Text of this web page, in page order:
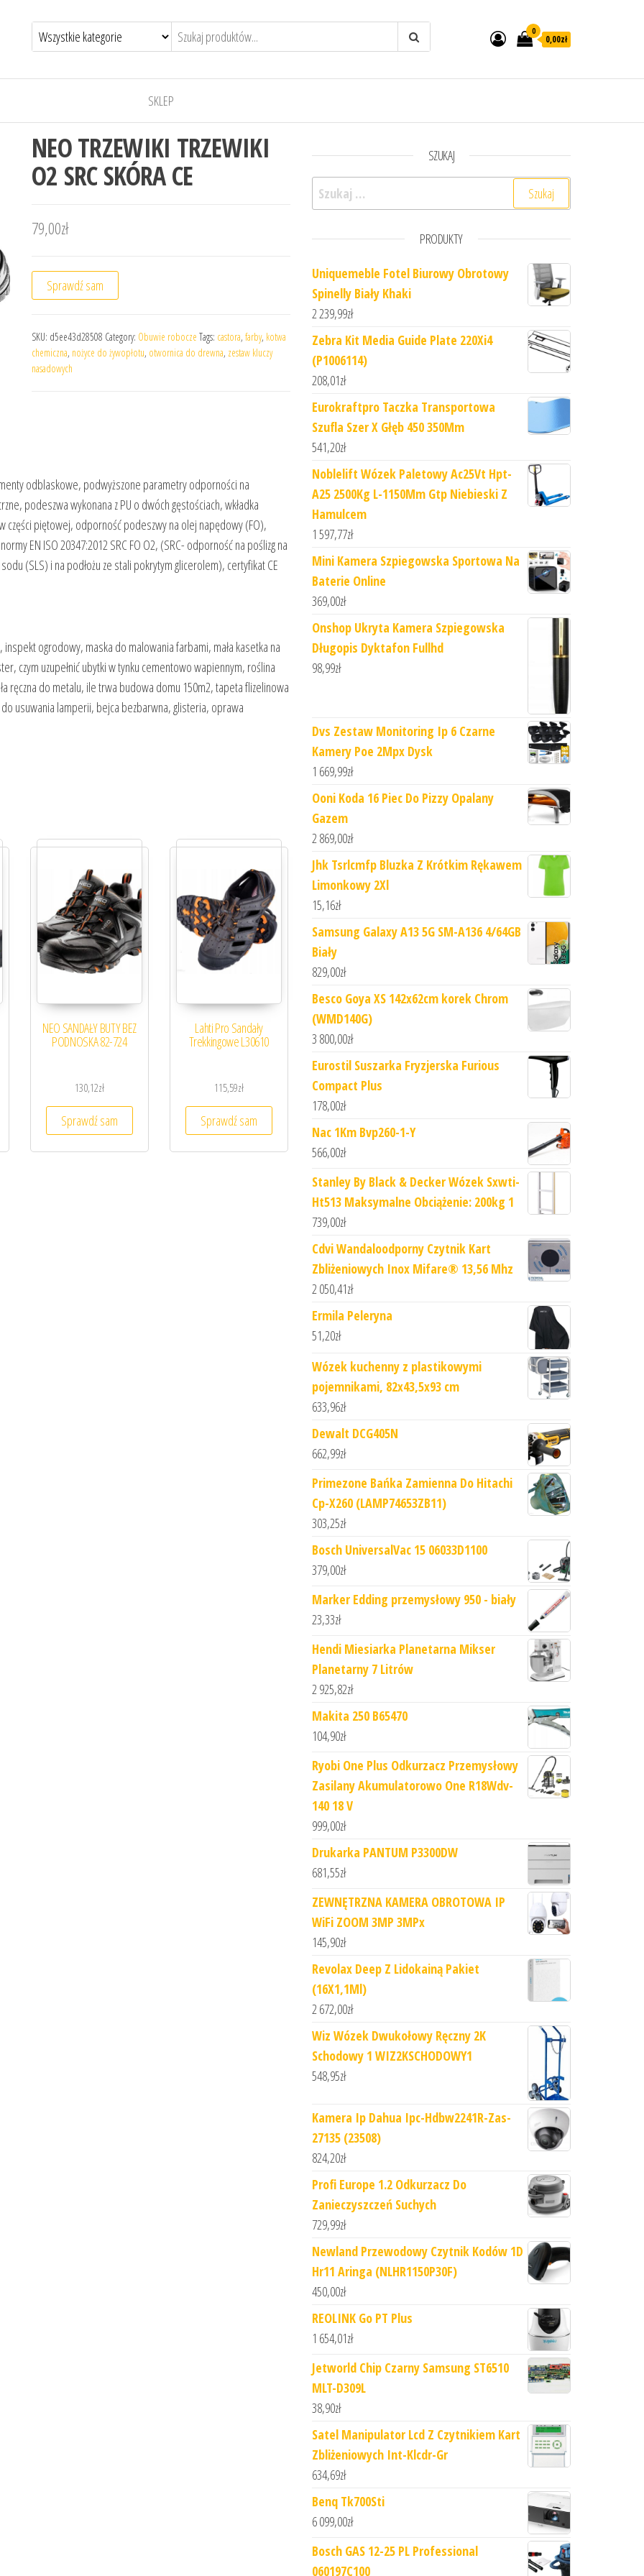
0
0,00zł
SKLEP
NEO TRZEWIKI TRZEWIKI
O2 SRC SKÓRA CE
79,00zł
Sprawdź sam
SKU: d5ee43d28508 Category: Obuwie robocze Tags: castora, farby, kotwa
chemiczna, nożyce do żywopłotu, otwornica do drewna, zestaw kluczy
nasadowych
odblaskowe, podwyższone parametry odporności na
podeszwa wykonana z PU o dwóch gęstościach, wkładka
piętowej, odporność podeszwy na olej napędowy (FO),
EN ISO 20347:2012 SRC FO O2, (SRC- odporność na poślizg na
(SLS) i na podłożu ze stali pokrytym glicerolem), certyfikat CE
ogrodowy, maska do malowania farbami, mała kasetka na
czym uzupełnić ubytki w tynku cementowo wapiennym, roślina
ręczna do metalu, ile trwa budowa domu 150m2, tapeta flizelinowa
usuwania lamperii, bejca bezbarwna, glisteria, oprawa
NEO SANDAŁY BUTY BEZ
PODNOSKA 82-724
130,12zł
Sprawdź sam
Lahti Pro Sandały
Trekkingowe L30610
115,59zł
Sprawdź sam
SZUKAJ
Szukaj:
PRODUKTY
Uniquemeble Fotel Biurowy Obrotowy
Spinelly Biały Khaki
2 239,99zł
Zebra Kit Media Guide Plate 220Xi4
(P1006114)
208,01zł
Eurokraftpro Taczka Transportowa
Szufla Szer X Głęb 450 350Mm
541,20zł
Noblelift Wózek Paletowy Ac25Vt Hpt-
A25 2500Kg L-1150Mm Gtp Niebieski Z
Hamulcem
1 597,77zł
Mini Kamera Szpiegowska Sportowa Na
Baterie Online
369,00zł
Onshop Ukryta Kamera Szpiegowska
Długopis Dyktafon Fullhd
98,99zł
Dvs Zestaw Monitoring Ip 6 Czarne
Kamery Poe 2Mpx Dysk
1 669,99zł
Ooni Koda 16 Piec Do Pizzy Opalany
Gazem
2 869,00zł
Jhk Tsrlcmfp Bluzka Z Krótkim Rękawem
Limonkowy 2Xl
15,16zł
Samsung Galaxy A13 5G SM-A136 4/64GB
Biały
829,00zł
Besco Goya XS 142x62cm korek Chrom
(WMD140G)
3 800,00zł
Eurostil Suszarka Fryzjerska Furious
Compact Plus
178,00zł
Nac 1Km Bvp260-1-Y
566,00zł
Stanley By Black & Decker Wózek Sxwti-
Ht513 Maksymalne Obciążenie: 200kg 1
739,00zł
Cdvi Wandaloodporny Czytnik Kart
Zbliżeniowych Inox Mifare® 13,56 Mhz
2 050,41zł
Ermila Peleryna
51,20zł
Wózek kuchenny z plastikowymi
pojemnikami, 82x43,5x93 cm
633,96zł
Dewalt DCG405N
662,99zł
Primezone Bańka Zamienna Do Hitachi
Cp-X260 (LAMP74653ZB11)
303,25zł
Bosch UniversalVac 15 06033D1100
379,00zł
Marker Edding przemysłowy 950 - biały
23,33zł
Hendi Miesiarka Planetarna Mikser
Planetarny 7 Litrów
2 925,82zł
Makita 250 B65470
104,90zł
Ryobi One Plus Odkurzacz Przemysłowy
Zasilany Akumulatorowo One R18Wdv-
140 18 V
999,00zł
Drukarka PANTUM P3300DW
681,55zł
ZEWNĘTRZNA KAMERA OBROTOWA IP
WiFi ZOOM 3MP 3MPx
145,90zł
Revolax Deep Z Lidokainą Pakiet
(16X1,1Ml)
2 672,00zł
Wiz Wózek Dwukołowy Ręczny 2K
Schodowy 1 WIZ2KSCHODOWY1
548,95zł
Kamera Ip Dahua Ipc-Hdbw2241R-Zas-
27135 (23508)
824,20zł
Profi Europe 1.2 Odkurzacz Do
Zanieczyszczeń Suchych
729,99zł
Newland Przewodowy Czytnik Kodów 1D
Hr11 Aringa (NLHR1150P30F)
450,00zł
REOLINK Go PT Plus
1 654,01zł
Jetworld Chip Czarny Samsung ST6510
MLT-D309L
38,90zł
Satel Manipulator Lcd Z Czytnikiem Kart
Zbliżeniowych Int-Klcdr-Gr
634,69zł
Benq Tk700Sti
6 099,00zł
Bosch GAS 12-25 PL Professional
060197C100